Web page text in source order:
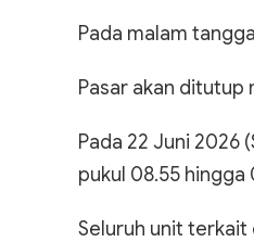
Pada malam
Pasar akan ditutup
Pada 22 Juni 2026
pukul 08.55 hingga
Seluruh unit terkait